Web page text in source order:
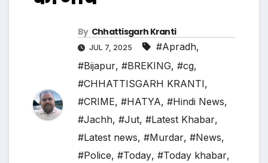
By Chhattisgarh Kranti
JUL 7, 2025 #Apradh,
#Bijapur, #BREKING, #cg,
#CHHATTISGARH KRANTI,
#CRIME, #HATYA, #Hindi News,
#Jachh, #Jut, #Latest Khabar,
#Latest news, #Murdar, #News,
#Police, #Today, #Today khabar,